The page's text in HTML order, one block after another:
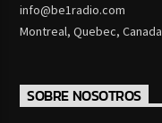
info@be1radio.com
Montreal, Quebec, Canada
SOBRE NOSOTROS